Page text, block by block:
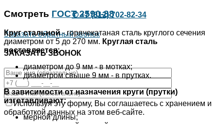
✆ +7 (812) 702-82-34
Заказать обратный звонок
ЗАКАЗАТЬ ЗВОНОК
Используя эту форму, Вы соглашаетесь с хранением и
обработкой данных на этом веб-сайте.
Смотреть ГОСТ 2590-88
Круг стальной- горячекатаная сталь круглого сечения
диаметром от 5 до 270 мм. Круглая сталь
поставляется:
диаметром до 9 мм - в мотках;
диаметром свыше 9 мм - в прутках.
В зависимости от назначения круги (прутки)
изготавливают:
мерной длины;